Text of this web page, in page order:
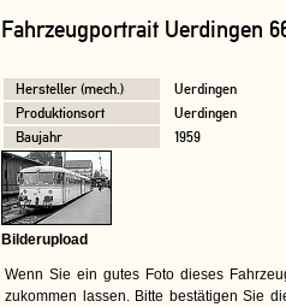
Fahrzeugportrait Uerdingen
Hersteller (mech.) Uerdingen
Produktionsort
Uerdingen
Baujahr
1959
Bilderupload
Wenn Sie ein gutes Foto dieses
zukommen lassen. Bitte bestätigen Sie